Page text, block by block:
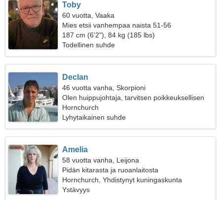
Toby
60 vuotta, Vaaka
Mies etsii vanhempaa naista 51-56
187 cm (6'2"), 84 kg (185 lbs)
Todellinen suhde
Declan
46 vuotta vanha, Skorpioni
Olen huippujohtaja, tarvitsen poikkeuksellisen
naisen
Hornchurch
Lyhytaikainen suhde
Amelia
58 vuotta vanha, Leijona
Pidän kitarasta ja ruoanlaitosta
Hornchurch, Yhdistynyt kuningaskunta
Ystävyys